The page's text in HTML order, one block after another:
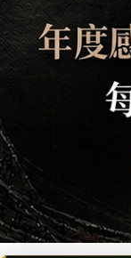
鍊。★附東方翡
證卡